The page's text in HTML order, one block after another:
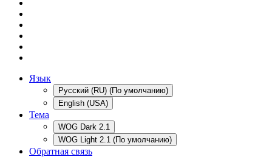
Язык
Русский (RU) (По умолчанию)
English (USA)
Тема
WOG Dark 2.1
WOG Light 2.1 (По умолчанию)
Обратная связь